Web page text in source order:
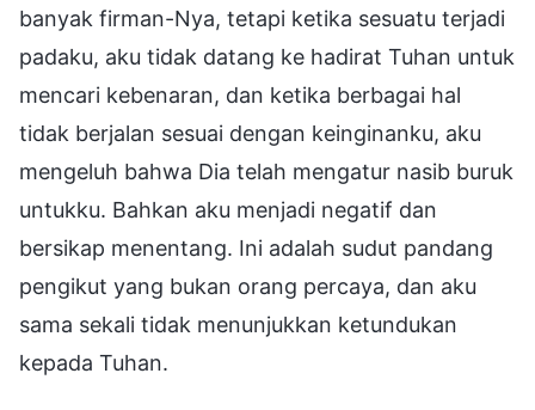
banyak firman-Nya, tetapi ketika sesuatu terjadi
padaku, aku tidak datang ke hadirat Tuhan untuk
mencari kebenaran, dan ketika berbagai hal
tidak berjalan sesuai dengan keinginanku, aku
mengeluh bahwa Dia telah mengatur nasib buruk
untukku. Bahkan aku menjadi negatif dan
bersikap menentang. Ini adalah sudut pandang
pengikut yang bukan orang percaya, dan aku
sama sekali tidak menunjukkan ketundukan
kepada Tuhan.